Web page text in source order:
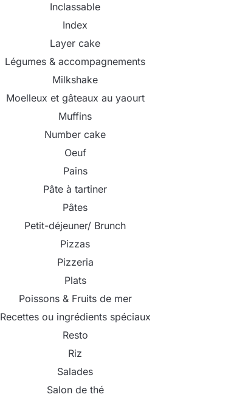
Inclassable
Index
Layer cake
Légumes & accompagnements
Milkshake
Moelleux et gâteaux au yaourt
Muffins
Number cake
Oeuf
Pains
Pâte à tartiner
Pâtes
Petit-déjeuner/ Brunch
Pizzas
Pizzeria
Plats
Poissons & Fruits de mer
Recettes ou ingrédients spéciaux
Resto
Riz
Salades
Salon de thé